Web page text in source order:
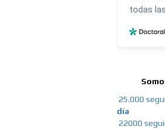
25.000
día
22000